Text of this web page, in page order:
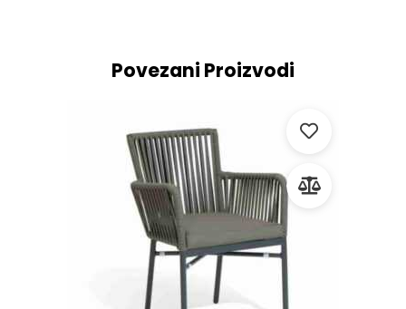
Povezani Proizvodi